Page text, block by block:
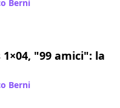
Berni
1×04, "99 amici": la
Berni